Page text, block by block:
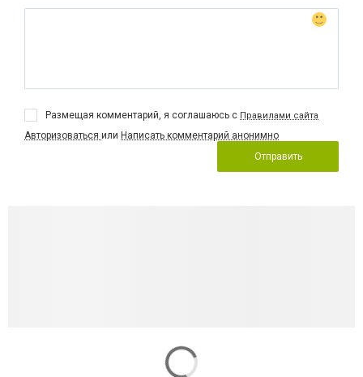
Размещая комментарий, я соглашаюсь с Правилами сайта
Авторизоваться или Написать комментарий анонимно
Отправить